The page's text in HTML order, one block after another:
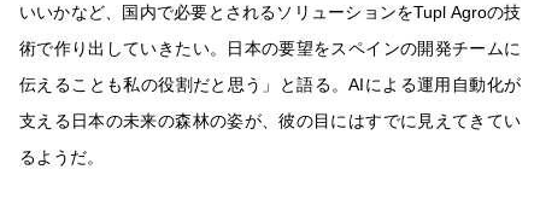
いいかなど、国内で必要とされるソリューションをTupl Agroの技
術で作り出していきたい。日本の要望をスペインの開発チームに
伝えることも私の役割だと思う」と語る。AIによる運用自動化が
支える日本の未来の森林の姿が、彼の目にはすでに見えてきてい
るようだ。